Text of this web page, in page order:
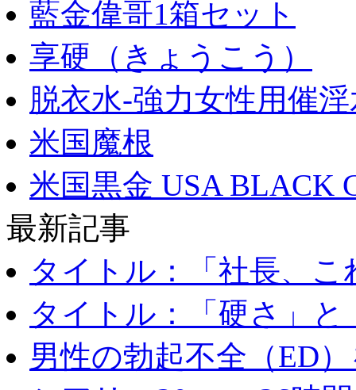
藍金偉哥1箱セット
享硬（きょうこう）
脱衣水-強力女性用催
米国魔根
米国黒金 USA BLACK
最新記事
タイトル：「社長、こ
タイトル：「硬さ」と
男性の勃起不全（ED